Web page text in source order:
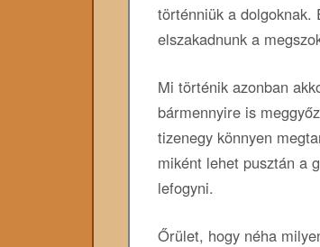
történniük a dolgoknak.
elszakadnunk a
Mi történik azonban
bármennyire is
tizenegy könnyen
miként lehet pusztán a
lefogyni.
Őrület, hogy néha